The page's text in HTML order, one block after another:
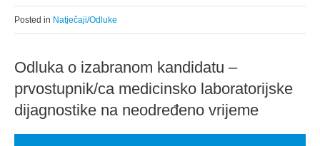
Posted in Natječaji/Odluke
Odluka o izabranom kandidatu –
prvostupnik/ca medicinsko laboratorijske
dijagnostike na neodređeno vrijeme